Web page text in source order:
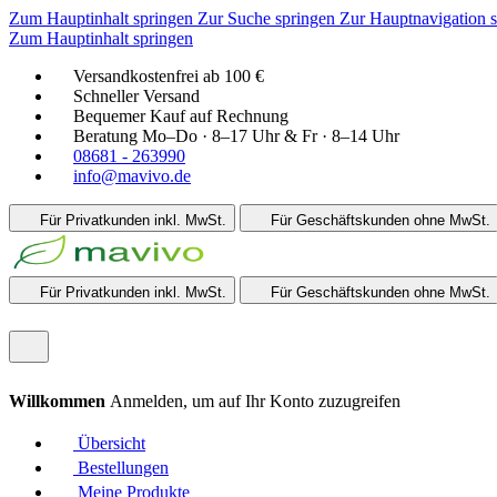
Zum Hauptinhalt springen Zur Suche springen Zur Hauptnavigation
Zum Hauptinhalt springen
Versandkostenfrei ab 100 €
Schneller Versand
Bequemer Kauf auf Rechnung
Beratung Mo–Do · 8–17 Uhr & Fr · 8–14 Uhr
08681 - 263990
info@mavivo.de
Für Privatkunden inkl. MwSt. Für Geschäftskunden ohne MwSt.
Für Privatkunden inkl. MwSt. Für Geschäftskunden ohne MwSt.
Willkommen Anmelden, um auf Ihr Konto zuzugreifen
Übersicht
Bestellungen
Meine Produkte